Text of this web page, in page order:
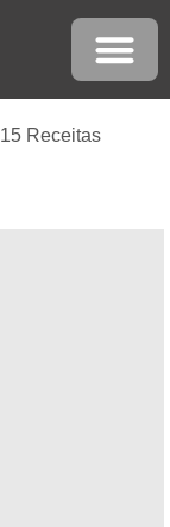
15 Receitas